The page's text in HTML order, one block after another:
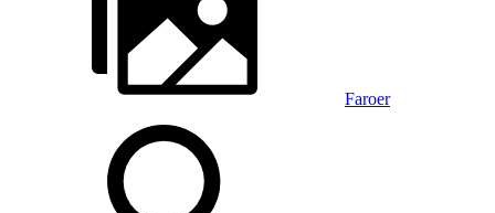
Faroer